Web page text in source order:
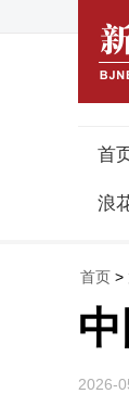
首
浪
首页 >
2026-